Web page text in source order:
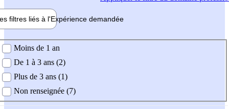
filtres liés à l'Expérience demandée
demandée
Moins de 1 an
De 1 à 3 ans (2)
Plus de 3 ans (1)
Non renseignée (7)